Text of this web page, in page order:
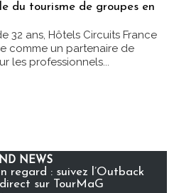
du tourisme de groupes en
32 ans, Hôtels Circuits France
comme un partenaire de
les professionnels...
NEWS
regard : suivez l’Outback
sur TourMaG